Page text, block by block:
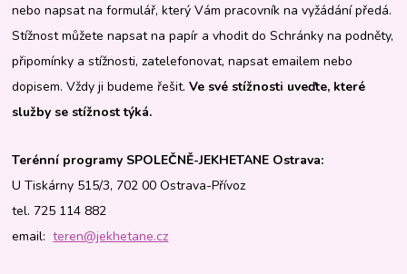
nebo napsat na formulář, který Vám pracovník na vyžádání předá.
Stížnost můžete napsat na papír a vhodit do Schránky na podněty,
připomínky a stížnosti, zatelefonovat, napsat emailem nebo
dopisem. Vždy ji budeme řešit.Ve své stížnosti uveďte, které
služby se stížnost týká.
Terénní programy SPOLEČNĚ-JEKHETANE Ostrava:
U Tiskárny 515/3, 702 00 Ostrava-Přívoz
tel. 725 114 882
email:teren@jekhetane.cz